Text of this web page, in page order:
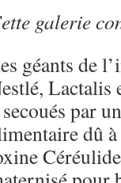
galerie
géants de
Lactalis
par
dû